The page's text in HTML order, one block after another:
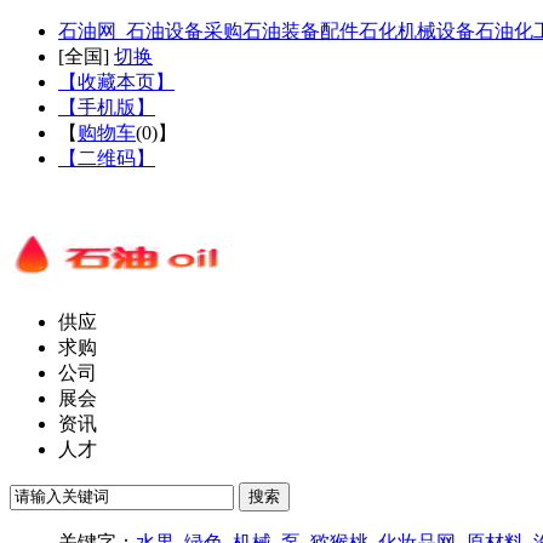
石油网_石油设备采购石油装备配件石化机械设备石油
[全国] 切换
【收藏本页】
【手机版】
【 购物车(0)】
【二维码】
供应
求购
公司
展会
资讯
人才